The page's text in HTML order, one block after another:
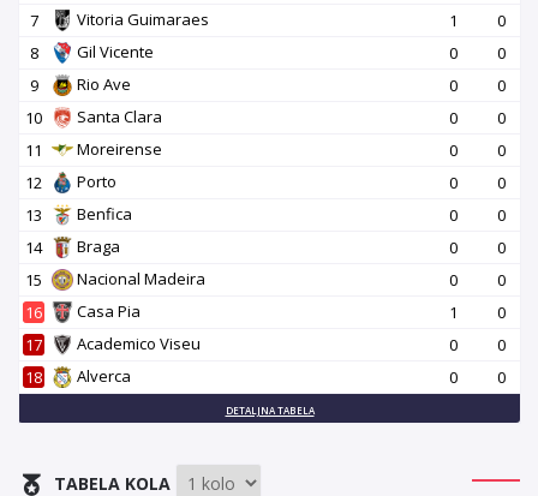
7
Vitoria Guimaraes 1
0
8
Gil Vicente 0
0
9
Rio Ave 0
0
10
Santa Clara 0
0
11
Moreirense 0
0
12
Porto 0
0
13
Benfica 0
0
14
Braga 0
0
15
Nacional Madeira 0
0
16
Casa Pia 1
0
17
Academico Viseu 0
0
18
Alverca 0 0
DETALJNA TABELA
TABELA KOLA